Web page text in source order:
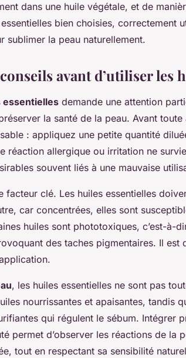
dans une huile végétale, et de
bien choisies, correctement
sublimer la peau naturellement.
avant d’utiliser les
essentielles demande une attention
la santé de la peau. Avant
: appliquez une petite quantité
réaction allergique ou irritation ne
souvent liés à une mauvaise
facteur clé. Les huiles essentielles
car concentrées, elles sont
huiles sont phototoxiques, c’est-à-
des taches pigmentaires. Il est
, les huiles essentielles ne sont pas
nourrissantes et apaisantes, tandis
qui régulent le sébum. Intégrer
permet d’observer les réactions de la
tout en respectant sa sensibilité